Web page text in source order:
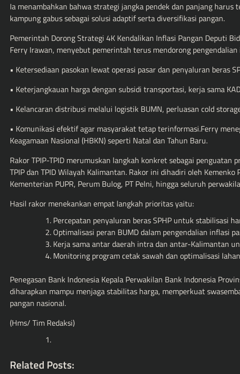
Ia menambahkan bahwa strategi jangka pendek dan panjang
kampung gabus sebagai solusi adaptif serta diversifikasi pangan.
Pemerintah Dorong Strategi 4K Kendalikan Inflasi Pangan Deputi
Ferry Irawan, menyebut pemerintah terus mendorong
• Ketersediaan pasokan lewat operasi pasar dan penyaluran beras
• Keterjangkauan harga dengan subsidi transportasi, kerja sama
• Kelancaran distribusi melalui logistik BUMN, perluasan cold
• Komunikasi efektif agar masyarakat tetap terinformasi.Ferry
Keagamaan Nasional (HBKN) seperti Natal dan Tahun Baru.
Rakor TPIP-TPID merumuskan langkah konkret sebagai penguatan
TPIP dan TPID Wilayah Kalimantan. Rakor ini dihadiri oleh
Kementerian PUPR, Perum Bulog, PT Pelni, hingga seluruh
Hasil rakor menekankan empat langkah prioritas yaitu:
Percepatan penyaluran beras SPHP untuk stabilisasi
Optimalisasi peran BUMD dalam pengendalian inflasi
Kerja sama antar daerah intra dan antar-Kalimantan
Monitoring program cetak sawah dan optimalisasi
Penegasan Bank Indonesia Kepala Perwakilan Bank Indonesia
diharapkan mampu menjaga stabilitas harga, memperkuat
pangan nasional.
(Hms/ Tim Redaksi)
Related Posts: